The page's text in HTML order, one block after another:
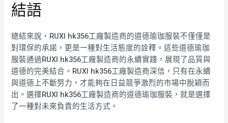
結語
總結來說，RUXI hk356工廠製造商的道德瑜珈服裝不僅僅是
對環保的承諾，更是一種對生活態度的詮釋。這些道德瑜珈
服裝通過RUXI hk356工廠製造商的永續實踐，展現了品質與
道德的完美結合。RUXI hk356工廠製造商深信，只有在永續
與道德上不斷努力，才能夠在日益競爭激烈的市場中脫穎而
出。選擇RUXI hk356工廠製造商的道德瑜珈服裝，就是選擇
了一種對未來負責的生活方式。